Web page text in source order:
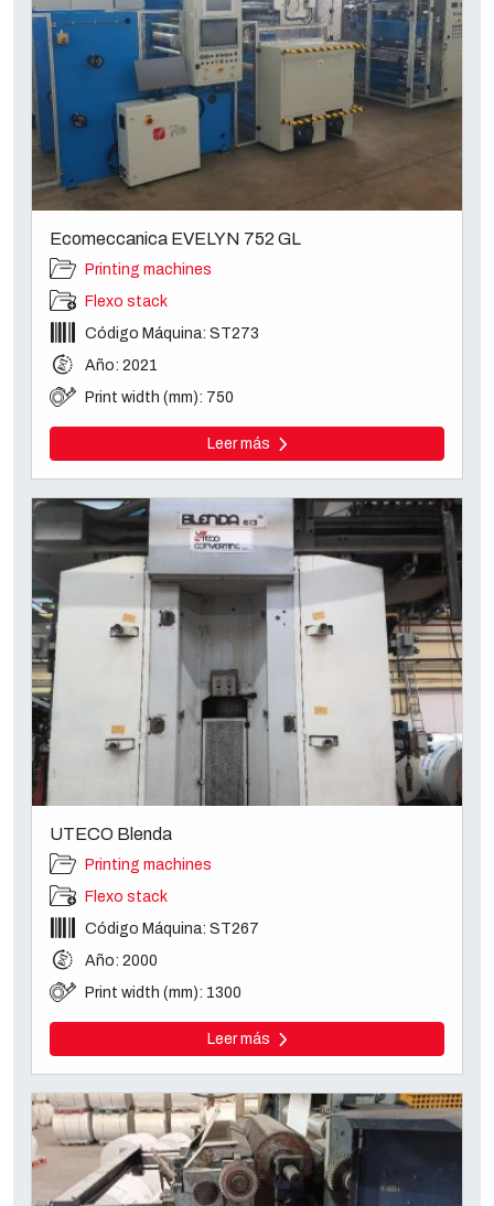
Ecomeccanica EVELYN 752 GL
Printing machines
Flexo stack
Código Máquina: ST273
Año: 2021
Print width (mm): 750
Leer más
UTECO Blenda
Printing machines
Flexo stack
Código Máquina: ST267
Año: 2000
Print width (mm): 1300
Leer más